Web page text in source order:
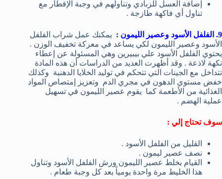
إضافة العسل للزبادي وتناولهم في وجبة الإفطار مع
تناول أي فاكهة طازجة .
9. الفلفل الأسود وعصير الليمون :
يمكنك عمل شراب الفلفل
الأسود وعصير الليمون لكي يساعد في معركة تخفيف الوزن .
يحتوي الفلفل الأسود علي بيبيرين وهي المسئولة عن إعطاء
نكهة لاذعة . وقد أظهرت العديد من الدراسات أن هذه المادة
تتداخل مع الجينات التي تتحكم في توليد الخلايا الدهنية وكذلك
خفض مستوي الدهون في مجري الدم وتعزيز إمتصاص المواد
الغذائية من الأطعمة كما يقوم عصير الليمون في تسهيل
عملية الهضم .
سوف تحتاج إلي :
القليل من الفلفل الأسود .
نصف عصير ليمون .
القيام بخلط عصير الليمون ورش الفلفل الأسود وتناول
هذا الخليط مرة واحدة يومياً بعد كل وجبة طعام .